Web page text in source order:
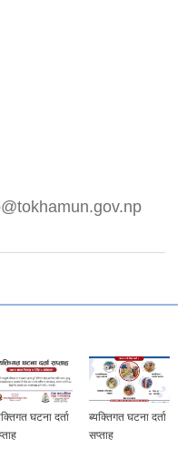
घटना दर्ता
ब्यक्तिगत घटना दर्ता
सप्ताह